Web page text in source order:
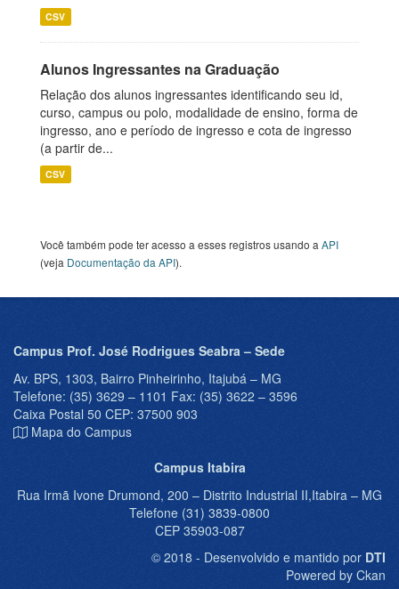
CSV
Alunos Ingressantes na Graduação
Relação dos alunos ingressantes identificando seu id,
curso, campus ou polo, modalidade de ensino, forma de
ingresso, ano e período de ingresso e cota de ingresso
(a partir de...
CSV
Você também pode ter acesso a esses registros usando a API
(veja Documentação da API).
Campus Prof. José Rodrigues Seabra – Sede
Av. BPS, 1303, Bairro Pinheirinho, Itajubá – MG
Telefone: (35) 3629 – 1101 Fax: (35) 3622 – 3596
Caixa Postal 50 CEP: 37500 903
Mapa do Campus
Campus Itabira
Rua Irmã Ivone Drumond, 200 – Distrito Industrial II,Itabira – MG
Telefone (31) 3839-0800
CEP 35903-087
© 2018 - Desenvolvido e mantido por DTI
Powered by Ckan